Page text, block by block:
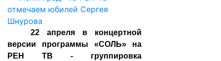
22 апреля в концертной
версии программы «СОЛЬ» на
РЕН ТВ - группировка